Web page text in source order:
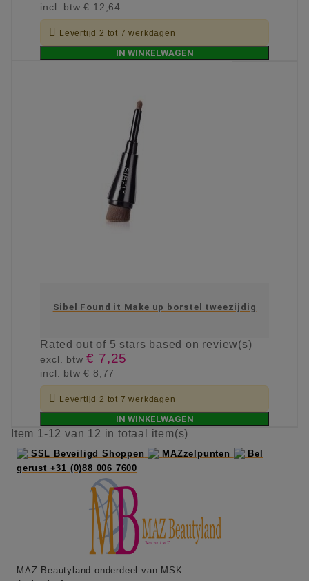
incl. btw€ 12,64
 Levertijd 2 tot 7 werkdagen
IN WINKELWAGEN
Sibel Found it Make up borstel tweezijdig
Ratedout of 5 stars based on review(s)
excl. btw€ 7,25
incl. btw€ 8,77
 Levertijd 2 tot 7 werkdagen
IN WINKELWAGEN
Item 1-12 van 12 in totaal item(s)
SSL Beveiligd Shoppen MAZzelpunten
Bel
gerust +31 (0)88 006 7600
MAZ Beautyland onderdeel van MSK